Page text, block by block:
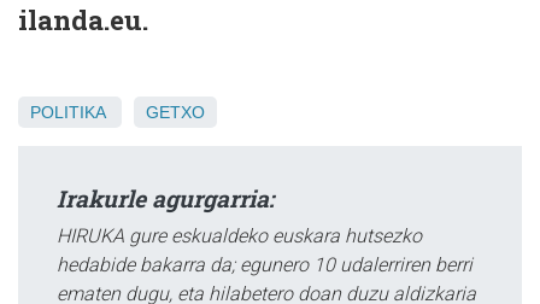
ilanda.eu.
POLITIKA GETXO
Irakurle agurgarria:
HIRUKA gure eskualdeko euskara hutsezko
hedabide bakarra da; egunero 10 udalerriren berri
ematen dugu, eta hilabetero doan duzu aldizkaria